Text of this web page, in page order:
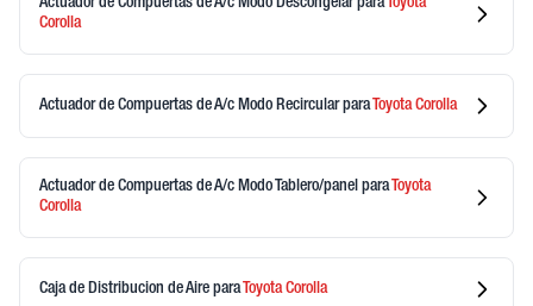
Actuador de Compuertas de A/c Modo Descongelar para Toyota
Corolla
Actuador de Compuertas de A/c Modo RecircularparaToyotaCorolla
Actuador de Compuertas de A/c Modo Tablero/panel para Toyota
Corolla
Caja de Distribucion de Aire paraToyotaCorolla